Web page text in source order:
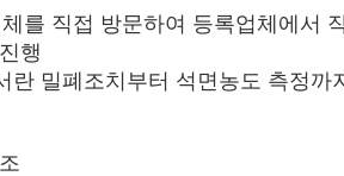
를 직접 방문하여 등록업체에서
행
밀폐조치부터 석면농도 측정까